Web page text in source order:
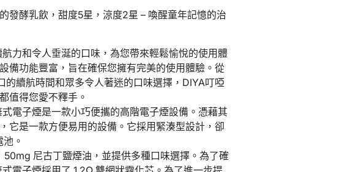
發酵乳飲，甜度5星，涼度2星 – 喚醒童年記憶的治
力和令人垂涎的口味，為您帶來輕鬆愉悅的使用體
備功能豐富，旨在確保您擁有完美的使用體驗。從
的續航時間和眾多令人著迷的口味選擇，DIYA叮啞
值得您愛不釋手。
電子煙是一款小巧便攜的高階電子煙設備。憑藉其
它是一款方便易用的設備。它採用緊湊型設計，卻
。
尼古丁鹽煙油，並提供多種口味選擇。為了確